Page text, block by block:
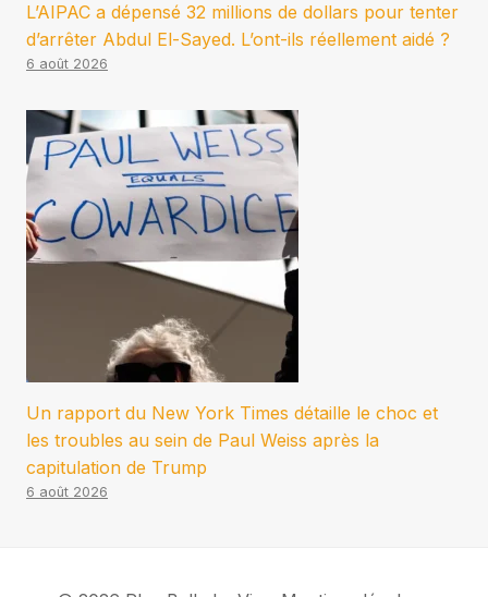
L’AIPAC a dépensé 32 millions de dollars pour tenter
d’arrêter Abdul El-Sayed. L’ont-ils réellement aidé ?
6 août 2026
Un rapport du New York Times détaille le choc et
les troubles au sein de Paul Weiss après la
capitulation de Trump
6 août 2026